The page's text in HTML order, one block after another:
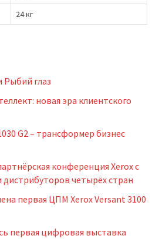
24 кг
Рыбий глаз
новая эра клиентского
G2 – трансформер бизнес
конференция Xerox с
дистрибуторов четырёх стран
первая ЦПМ Xerox Versant 3100
первая цифровая выставка